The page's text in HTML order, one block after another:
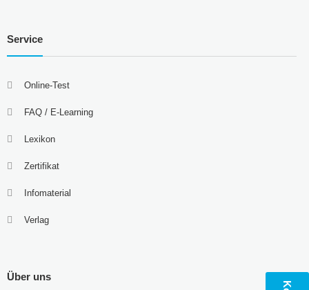
Service
Online-Test
FAQ / E-Learning
Lexikon
Zertifikat
Infomaterial
Verlag
Über uns